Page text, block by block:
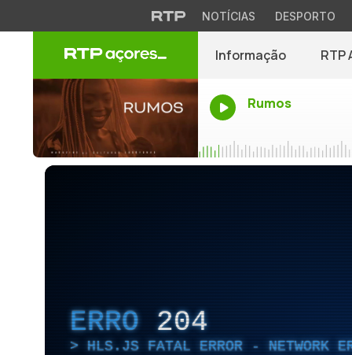
NOTÍCIAS DESPORTO
Informação RTP
Rumos
ERRO 204
HLS.JS FATAL ERROR - NETWORK